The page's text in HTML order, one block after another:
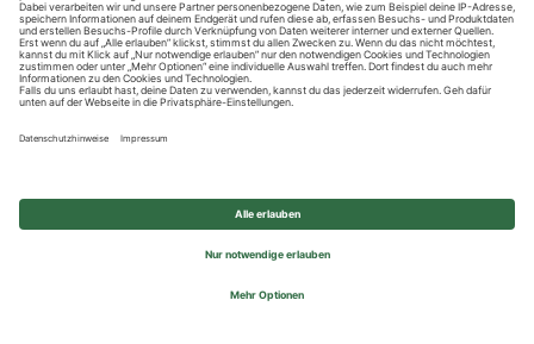
Impressum
Privatsphäre-Einstellungen
© 2026 REWE Group - All rights reserved